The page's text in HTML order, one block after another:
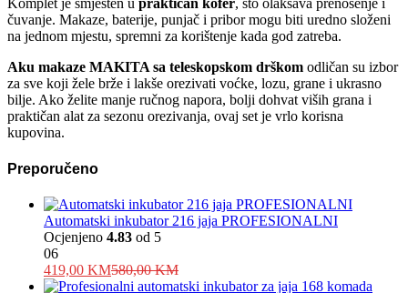
Komplet je smješten u praktičan kofer, što olakšava prenošenje i
čuvanje. Makaze, baterije, punjač i pribor mogu biti uredno složeni
na jednom mjestu, spremni za korištenje kada god zatreba.
Aku makaze MAKITA sa teleskopskom drškom odličan su izbor
za sve koji žele brže i lakše orezivati voćke, lozu, grane i ukrasno
bilje. Ako želite manje ručnog napora, bolji dohvat viših grana i
praktičan alat za sezonu orezivanja, ovaj set je vrlo korisna
kupovina.
Preporučeno
Automatski inkubator 216 jaja PROFESIONALNI
Ocjenjeno 4.83 od 5
06
419,00 KM580,00KM